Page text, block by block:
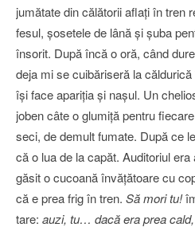
jumătate din călătorii aflaţi în tren
fesul, şosetele de lână şi şuba
însorit. După încă o oră, când
deja mi se cuibăriseră la
îşi face apariţia şi naşul. Un
joben câte o glumiţă pentru
seci, de demult fumate. După ce
că o lua de la capăt. Auditoriul
găsit o cucoană învăţătoare cu
că e prea frig în tren. Să mori tu!
tare: auzi, tu… dacă era prea